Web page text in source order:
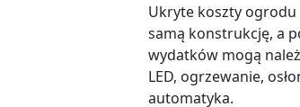
Ukryte koszty ogrodu
samą konstrukcję, a
wydatków mogą
LED, ogrzewanie,
automatyka.